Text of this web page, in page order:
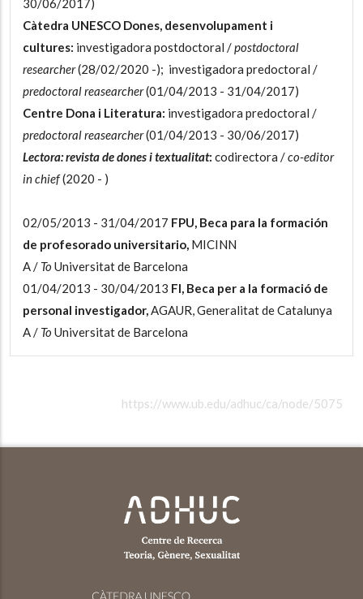
30/06/2017)
Càtedra UNESCO Dones, desenvolupament i
cultures: investigadora postdoctoral /postdoctoral
researcher(28/02/2020 -); investigadora predoctoral /
predoctoral reasearcher(01/04/2013 - 31/04/2017)
Centre Dona i Literatura: investigadora predoctoral /
predoctoral reasearcher(01/04/2013 - 30/06/2017)
Lectora: revista de dones i textualitat: codirectora /co-editor
in chief(2020 - )
02/05/2013 - 31/04/2017 FPU, Beca para la formación
de profesorado universitario, MICINN
A / To Universitat de Barcelona
01/04/2013 - 30/04/2013 FI, Beca per a la formació de
personal investigador,AGAUR, Generalitat de Catalunya
A / To Universitat de Barcelona
https://www.ub.edu/adhuc/ca/node/5075